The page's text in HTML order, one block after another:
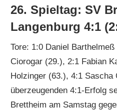
26. Spieltag: SV
Langenburg 4:1
Tore: 1:0 Daniel
Ciorogar (29.), 2:1 Fabian
Holzinger (63.), 4:1 Sascha
überzeugenden 4:1-Erfolg
Brettheim am Samstag